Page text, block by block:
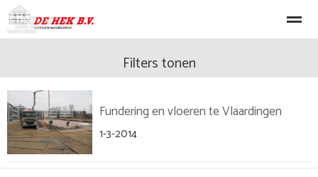
Verbouw Renovatie
Home Nieuws Bellen E-mail
Filters tonen
Fundering en vloeren te Vlaardingen
1-3-2014